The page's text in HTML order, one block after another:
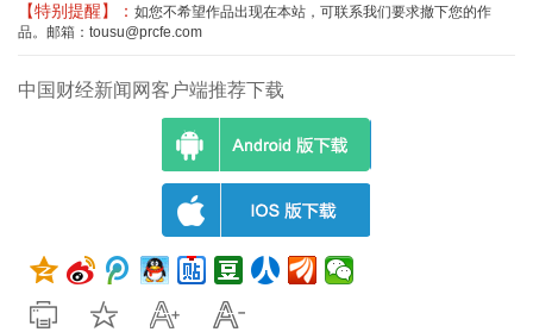
【特别提醒】： 如您不希望作品出现在本站，可联系我们要求撤下您的作
品。邮箱：tousu@prcfe.com
中国财经新闻网客户端推荐下载